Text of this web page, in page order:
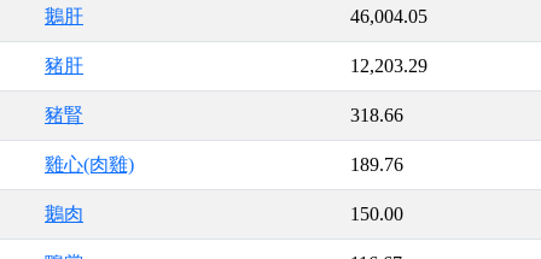
鵝肝 46,004.05
豬肝 12,203.29
豬腎 318.66
雞心(肉雞) 189.76
鵝肉 150.00